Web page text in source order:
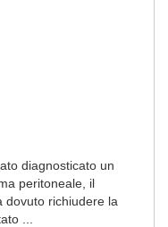
diagnosticato un
peritoneale, il
dovuto richiudere la
...